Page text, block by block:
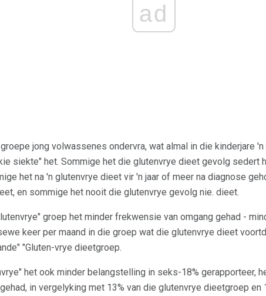
ad
jong volwassenes ondervra, wat almal in die kinderjare
siekte" het. Sommige het die glutenvrye dieet gevolg sedert
het na 'n glutenvrye dieet vir 'n jaar of meer na diagnose
en sommige het nooit die glutenvrye gevolg nie. dieet.
groep het minder frekwensie van omgang gehad -
keer per maand in die groep wat die glutenvrye dieet
"Gluten-vrye dieetgroep.
het ook minder belangstelling in seks-18% gerapporteer,
in vergelyking met 13% van die glutenvrye dieetgroep en